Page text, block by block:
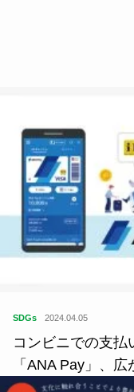
SDGs 2024.04.05
コンビニでの支払
「ANA Pay」、